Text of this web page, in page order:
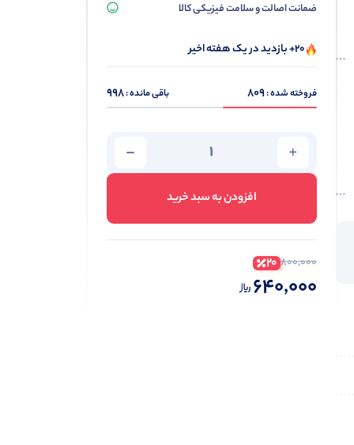
ضمانت اصالت و سلامت فیزیکی کالا
20+ بازدید در یک هفته اخیر
فروخته شده :809 باقی مانده :998
افزودن به سبد خرید
800,000
20
640,000